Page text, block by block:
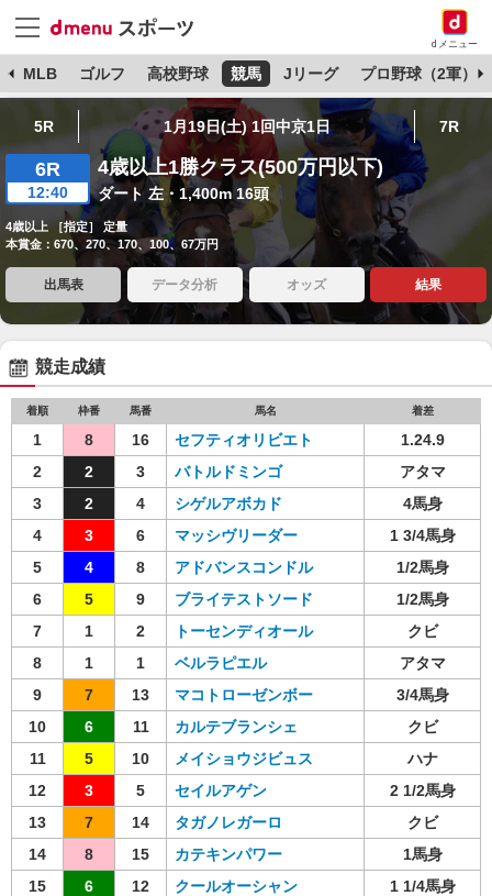
dメニュー
MLB ゴルフ 高校野球 競馬 Jリーグ プロ野球（2軍）
5R 1月19日(土) 1回中京1日 7R
6R
12:40
4歳以上1勝クラス(500万円以下)
ダート 左・1,400m 16頭
4歳以上 ［指定］ 定量
本賞金：670、270、170、100、67万円
出馬表 データ分析 オッズ 結果
競走成績
着順 枠番 馬番 馬名 着差
1 8 16 セフティオリビエト
1.24.9
2
2 3 バトルドミンゴ
アタマ
3
2 4 シゲルアボカド
4馬身
4
3 6 マッシヴリーダー
1 3/4馬身
5
4 8 アドバンスコンドル
1/2馬身
6
5 9 ブライテストソード
1/2馬身
7
1 2 トーセンディオール
クビ
8
1 1 ベルラピエル
アタマ
9
7 13 マコトローゼンボー
3/4馬身
10
6 11 カルテブランシェ
クビ
11
5 10 メイショウジビュス
ハナ
12
3 5 セイルアゲン
2 1/2馬身
13
7 14 タガノレガーロ
クビ
14
8 15 カテキンパワー
1馬身
15
6 12 クールオーシャン
1 1/4馬身